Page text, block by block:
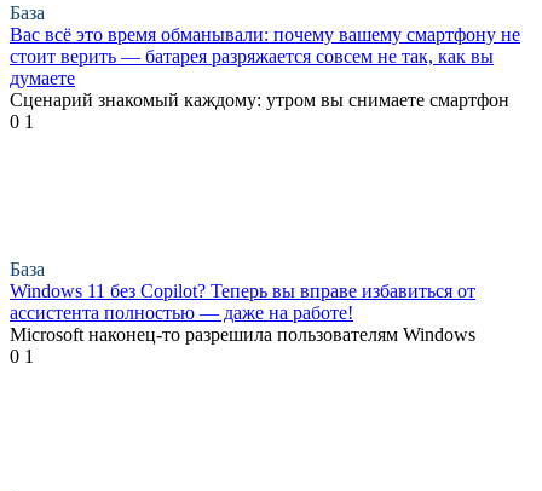
База
Вас всё это время обманывали: почему вашему смартфону не
стоит верить — батарея разряжается совсем не так, как вы
думаете
Сценарий знакомый каждому: утром вы снимаете смартфон
0 1
База
Windows 11 без Copilot? Теперь вы вправе избавиться от
ассистента полностью — даже на работе!
Microsoft наконец-то разрешила пользователям Windows
0 1